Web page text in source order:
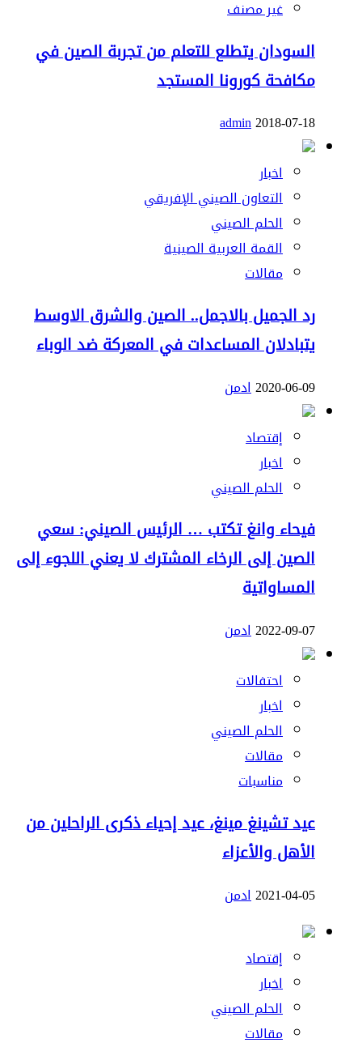
غير مصنف
السودان يتطلع للتعلم من تجربة الصين في
مكافحة كورونا المستجد
2018-07-18
admin
اخبار
التعاون الصيني الإفريقي
الحلم الصيني
القمة العربية الصينية
مقالات
رد الجميل بالاجمل.. الصين والشرق الاوسط
يتبادلان المساعدات في المعركة ضد الوباء
2020-06-09ادمن
إقتصاد
اخبار
الحلم الصيني
فيحاء وانغ تكتب … الرئيس الصيني: سعي
الصين إلى الرخاء المشترك لا يعني اللجوء إلى
المساواتية
2022-09-07ادمن
احتفالات
اخبار
الحلم الصيني
مقالات
مناسبات
عيد تشينغ مينغ، عيد إحياء ذكرى الراحلين من
الأهل والأعزاء
2021-04-05ادمن
إقتصاد
اخبار
الحلم الصيني
مقالات